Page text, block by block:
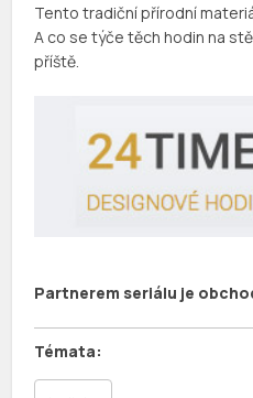
Tento tradiční přírodní
A co se týče těch hodin na
příště.
Partnerem seriálu je